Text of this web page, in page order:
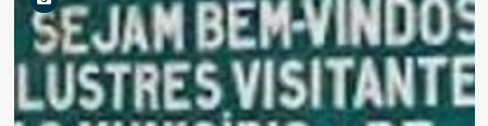
Kinshasa
têm
novos
horários